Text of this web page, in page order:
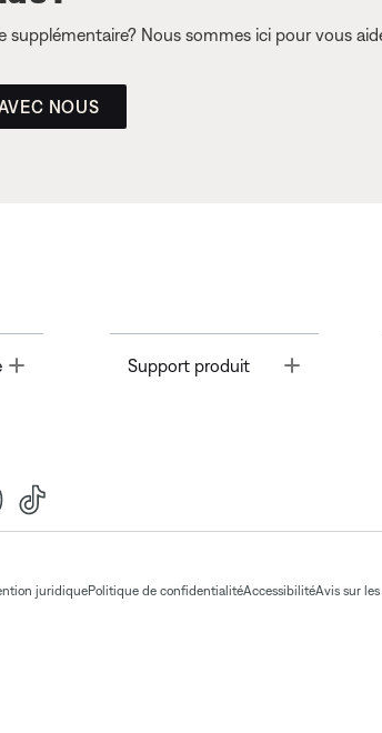
supplémentaire? Nous sommes ici pour vous
NOUS
Toggle Support produit
juridiquePolitique de confidentialitéAccessibilitéAvis sur